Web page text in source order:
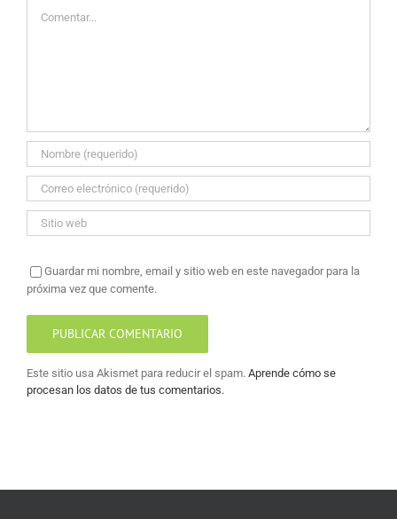
Guardar mi nombre, email y sitio web en este navegador para la
próxima vez que comente.
Este sitio usa Akismet para reducir el spam. Aprende cómo se
procesan los datos de tus comentarios.